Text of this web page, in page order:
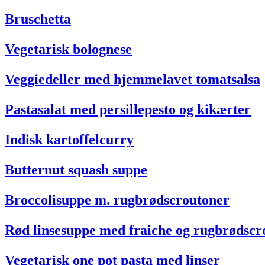
Bruschetta
Vegetarisk bolognese
Veggiedeller med hjemmelavet tomatsalsa
Pastasalat med persillepesto og kikærter
Indisk kartoffelcurry
Butternut squash suppe
Broccolisuppe m. rugbrødscroutoner
Rød linsesuppe med fraiche og
Vegetarisk one pot pasta med linser